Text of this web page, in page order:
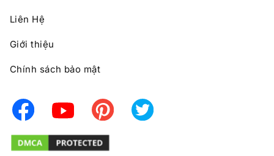
Liên Hệ
Giới thiệu
Chính sách bảo mật